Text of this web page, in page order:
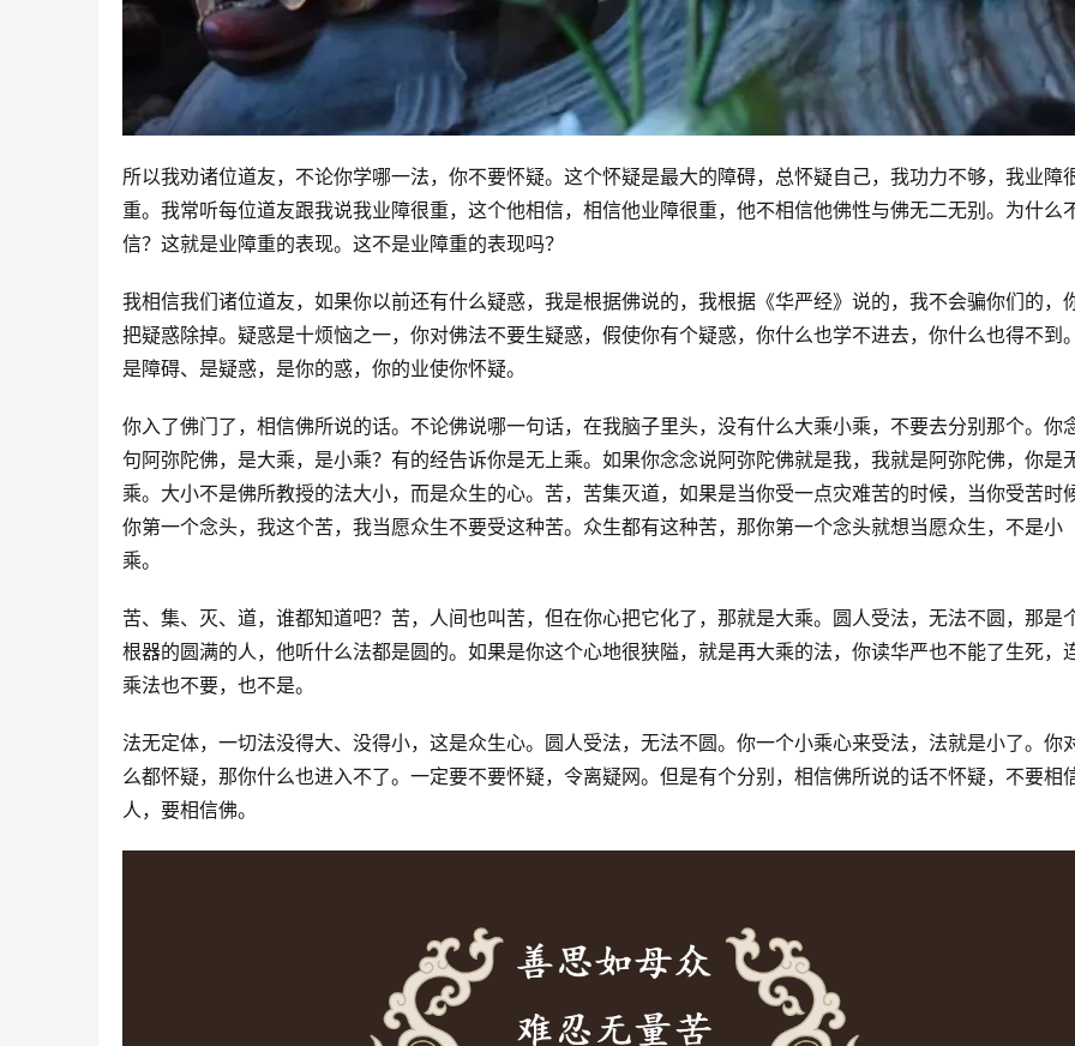
所以我劝诸位道友，不论你学哪一法，你不要怀疑。这个怀疑是最大的障碍，总怀疑自己，我功力不够，我业障
重。我常听每位道友跟我说我业障很重，这个他相信，相信他业障很重，他不相信他佛性与佛无二无别。为什么
信？这就是业障重的表现。这不是业障重的表现吗？
我相信我们诸位道友，如果你以前还有什么疑惑，我是根据佛说的，我根据《华严经》说的，我不会骗你们的，
把疑惑除掉。疑惑是十烦恼之一，你对佛法不要生疑惑，假使你有个疑惑，你什么也学不进去，你什么也得不到
是障碍、是疑惑，是你的惑，你的业使你怀疑。
你入了佛门了，相信佛所说的话。不论佛说哪一句话，在我脑子里头，没有什么大乘小乘，不要去分别那个。你
句阿弥陀佛，是大乘，是小乘？有的经告诉你是无上乘。如果你念念说阿弥陀佛就是我，我就是阿弥陀佛，你是
乘。大小不是佛所教授的法大小，而是众生的心。苦，苦集灭道，如果是当你受一点灾难苦的时候，当你受苦时
你第一个念头，我这个苦，我当愿众生不要受这种苦。众生都有这种苦，那你第一个念头就想当愿众生，不是小
乘。
苦、集、灭、道，谁都知道吧？苦，人间也叫苦，但在你心把它化了，那就是大乘。圆人受法，无法不圆，那是
根器的圆满的人，他听什么法都是圆的。如果是你这个心地很狭隘，就是再大乘的法，你读华严也不能了生死，
乘法也不要，也不是。
法无定体，一切法没得大、没得小，这是众生心。圆人受法，无法不圆。你一个小乘心来受法，法就是小了。你
么都怀疑，那你什么也进入不了。一定要不要怀疑，令离疑网。但是有个分别，相信佛所说的话不怀疑，不要相
人，要相信佛。